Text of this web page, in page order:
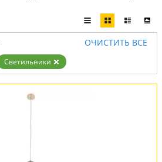
ОЧИСТИТЬ ВСЕ
Светильники